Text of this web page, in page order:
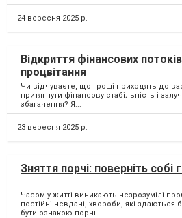
24 вересня 2025 р.
Відкриття фінансових
процвітання
Чи відчуваєте, що гроші приходять до
притягнути фінансову стабільність і
збагачення? Я...
23 вересня 2025 р.
Зняття порчі: поверніть собі
Часом у житті виникають незрозумілі
постійні невдачі, хвороби, які
бути ознакою порчі...